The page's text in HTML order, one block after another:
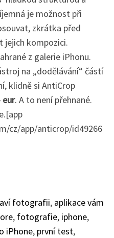
je možnost při
zkrátka před
jejich kompozici.
z galerie iPhonu.
na „dodělávání“ částí
klidně si AntiCrop
eur. A to není přehnané.
cz/app/anticrop/id49266
fotografii, aplikace vám
, fotografie, iphone,
iPhone, první test,